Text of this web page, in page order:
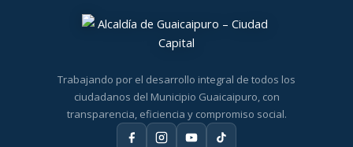
Trabajando por el desarrollo integral de todos los
ciudadanos del Municipio Guaicaipuro, con
transparencia, eficiencia y compromiso social.